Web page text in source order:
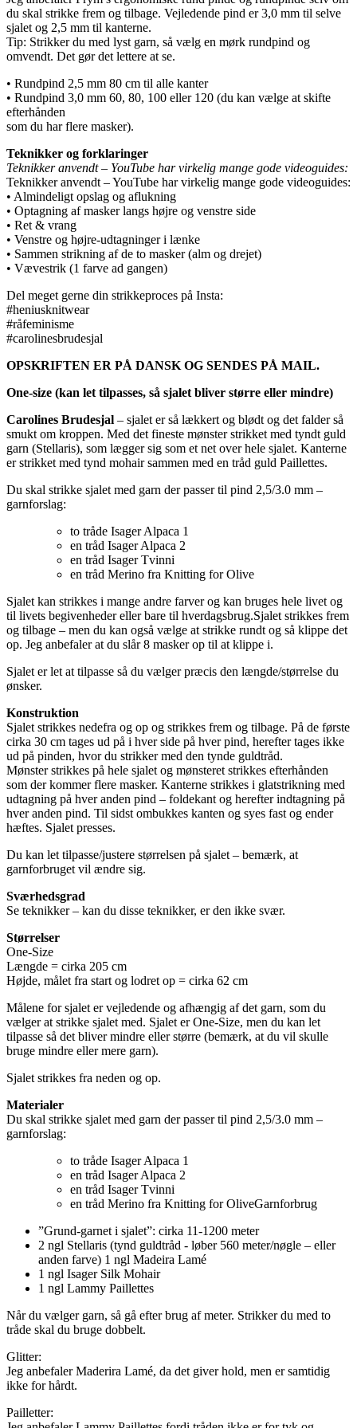
du skal strikke frem og tilbage. Vejledende pind er 3,0 mm til selve
sjalet og 2,5 mm til kanterne.
Tip: Strikker du med lyst garn, så vælg en mørk rundpind og
omvendt. Det gør det lettere at se.
• Rundpind 2,5 mm 80 cm til alle kanter
• Rundpind 3,0 mm 60, 80, 100 eller 120 (du kan vælge at skifte
efterhånden
som du har flere masker).
Teknikker og forklaringer
Teknikker anvendt – YouTube har virkelig mange gode videoguides:
Teknikker anvendt – YouTube har virkelig mange gode videoguides:
• Almindeligt opslag og aflukning
• Optagning af masker langs højre og venstre side
• Ret & vrang
• Venstre og højre-udtagninger i lænke
• Sammen strikning af de to masker (alm og drejet)
• Vævestrik (1 farve ad gangen)
Del meget gerne din strikkeproces på Insta:
#heniusknitwear
#råfeminisme
#carolinesbrudesjal
OPSKRIFTEN ER PÅ DANSK OG SENDES PÅ MAIL.
One-size (kan let tilpasses, så sjalet bliver større eller mindre)
Carolines Brudesjal – sjalet er så lækkert og blødt og det falder så
smukt om kroppen. Med det fineste mønster strikket med tyndt guld
garn (Stellaris), som lægger sig som et net over hele sjalet. Kanterne
er strikket med tynd mohair sammen med en tråd guld Paillettes.
Du skal strikke sjalet med garn der passer til pind 2,5/3.0 mm –
garnforslag:
to tråde Isager Alpaca 1
en tråd Isager Alpaca 2
en tråd Isager Tvinni
en tråd Merino fra Knitting for Olive
Sjalet kan strikkes i mange andre farver og kan bruges hele livet og
til livets begivenheder eller bare til hverdagsbrug.Sjalet strikkes frem
og tilbage – men du kan også vælge at strikke rundt og så klippe det
op. Jeg anbefaler at du slår 8 masker op til at klippe i.
Sjalet er let at tilpasse så du vælger præcis den længde/størrelse du
ønsker.
Konstruktion
Sjalet strikkes nedefra og op og strikkes frem og tilbage. På de første
cirka 30 cm tages ud på i hver side på hver pind, herefter tages ikke
ud på pinden, hvor du strikker med den tynde guldtråd.
Mønster strikkes på hele sjalet og mønsteret strikkes efterhånden
som der kommer flere masker. Kanterne strikkes i glatstrikning med
udtagning på hver anden pind – foldekant og herefter indtagning på
hver anden pind. Til sidst ombukkes kanten og syes fast og ender
hæftes. Sjalet presses.
Du kan let tilpasse/justere størrelsen på sjalet – bemærk, at
garnforbruget vil ændre sig.
Sværhedsgrad
Se teknikker – kan du disse teknikker, er den ikke svær.
Størrelser
One-Size
Længde = cirka 205 cm
Højde, målet fra start og lodret op = cirka 62 cm
Målene for sjalet er vejledende og afhængig af det garn, som du
vælger at strikke sjalet med. Sjalet er One-Size, men du kan let
tilpasse så det bliver mindre eller større (bemærk, at du vil skulle
bruge mindre eller mere garn).
Sjalet strikkes fra neden og op.
Materialer
Du skal strikke sjalet med garn der passer til pind 2,5/3.0 mm –
garnforslag:
to tråde Isager Alpaca 1
en tråd Isager Alpaca 2
en tråd Isager Tvinni
en tråd Merino fra Knitting for OliveGarnforbrug
”Grund-garnet i sjalet”: cirka 11-1200 meter
2 ngl Stellaris (tynd guldtråd - løber 560 meter/nøgle – eller
anden farve) 1 ngl Madeira Lamé
1 ngl Isager Silk Mohair
1 ngl Lammy Paillettes
Når du vælger garn, så gå efter brug af meter. Strikker du med to
tråde skal du bruge dobbelt.
Glitter:
Jeg anbefaler Maderira Lamé, da det giver hold, men er samtidig
ikke for hårdt.
Pailletter: